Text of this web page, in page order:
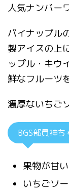
人気ナンバー
パイナップル
製アイスの上
ップル・キウ
鮮なフルーツ
濃厚ないちご
BGS部員神
果物が甘い
いちごソ